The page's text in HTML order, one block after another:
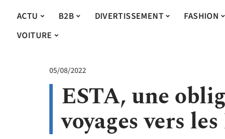
ACTU B2B DIVERTISSEMENT FASHION
VOITURE
05/08/2022
ESTA, une
voyages vers